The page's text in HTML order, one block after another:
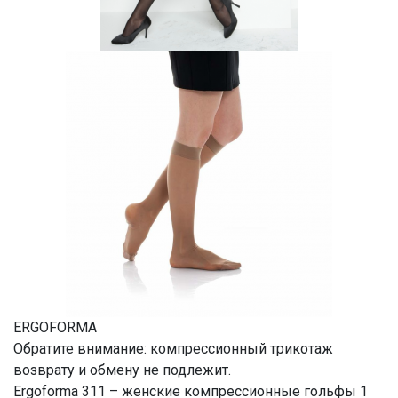
ERGOFORMA
Обратите внимание: компрессионный трикотаж
возврату и обмену не подлежит.
Ergoforma 311 – женские компрессионные гольфы 1